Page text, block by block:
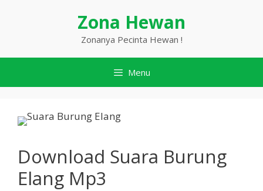
Zona Hewan
Zonanya Pecinta Hewan !
Menu
Download Suara Burung
Elang Mp3